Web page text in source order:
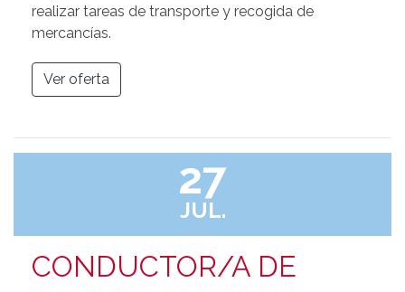
realizar tareas de transporte y recogida de
mercancías.
Ver oferta
27
JUL.
CONDUCTOR/A DE